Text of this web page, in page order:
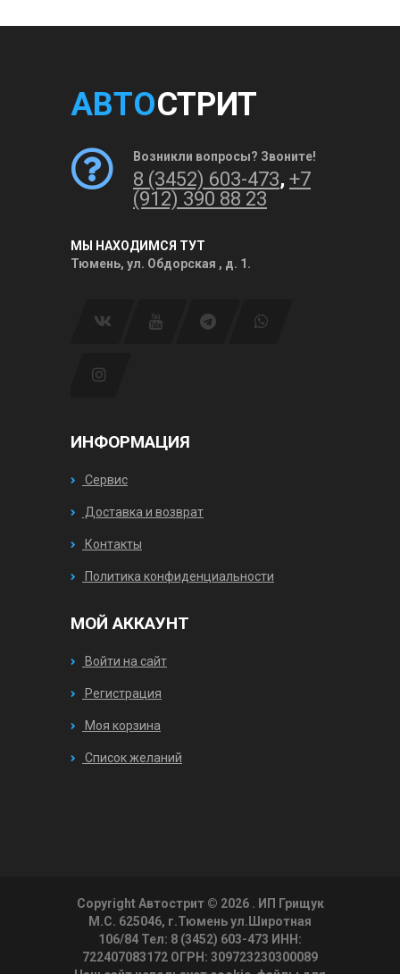
АВТОСТРИТ
Возникли вопросы? Звоните!
8 (3452) 603-473, +7
(912) 390 88 23
МЫ НАХОДИМСЯ ТУТ
Тюмень, ул. Обдорская , д. 1.
ИНФОРМАЦИЯ
Сервис
Доставка и возврат
Контакты
Политика конфиденциальности
МОЙ АККАУНТ
Войти на сайт
Регистрация
Моя корзина
Список желаний
Copyright Автострит © 2026 . ИП Грищук
М.С. 625046, г.Тюмень ул.Широтная
106/84 Тел: 8 (3452) 603-473 ИНН:
722407083172 ОГРН: 309723230300089